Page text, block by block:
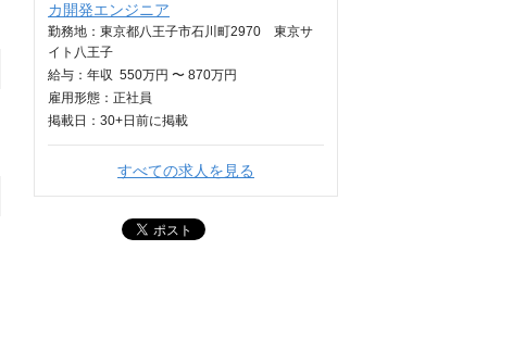
カ開発エンジニア
勤務地：東京都八王子市石川町2970 東京サ
イト八王子
給与： 年収 550万円 〜 870万円
雇用形態：正社員
掲載日： 30+日 前に掲載
すべての求人を見る